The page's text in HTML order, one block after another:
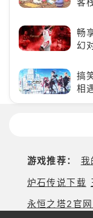
客
荐
赛
畅
幻
队
搞
相
多
游戏推荐： 我
炉石传说下载
永恒之塔2官网